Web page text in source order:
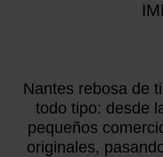
Nantes rebosa de
todo tipo: desde
pequeños
originales,